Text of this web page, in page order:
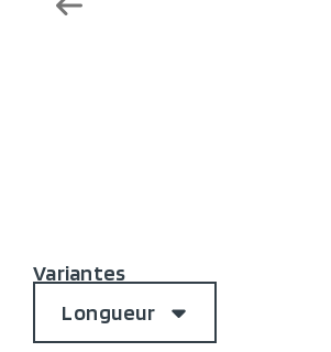
Variantes
Longueur